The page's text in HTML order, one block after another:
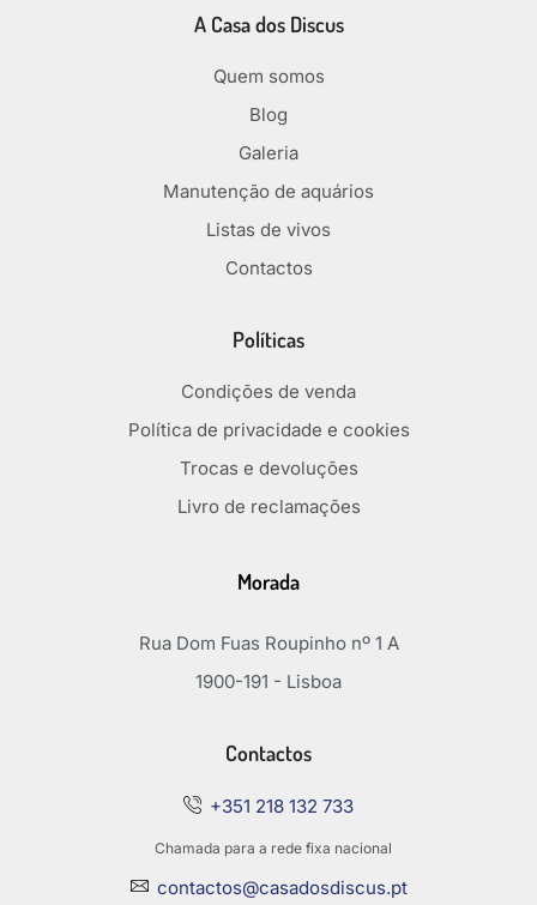
A Casa dos Discus
Quem somos
Blog
Galeria
Manutenção de aquários
Listas de vivos
Contactos
Políticas
Condições de venda
Política de privacidade e cookies
Trocas e devoluções
Livro de reclamações
Morada
Rua Dom Fuas Roupinho nº 1 A
1900-191 - Lisboa
Contactos
+351 218 132 733
Chamada para a rede fixa nacional
contactos@casadosdiscus.pt